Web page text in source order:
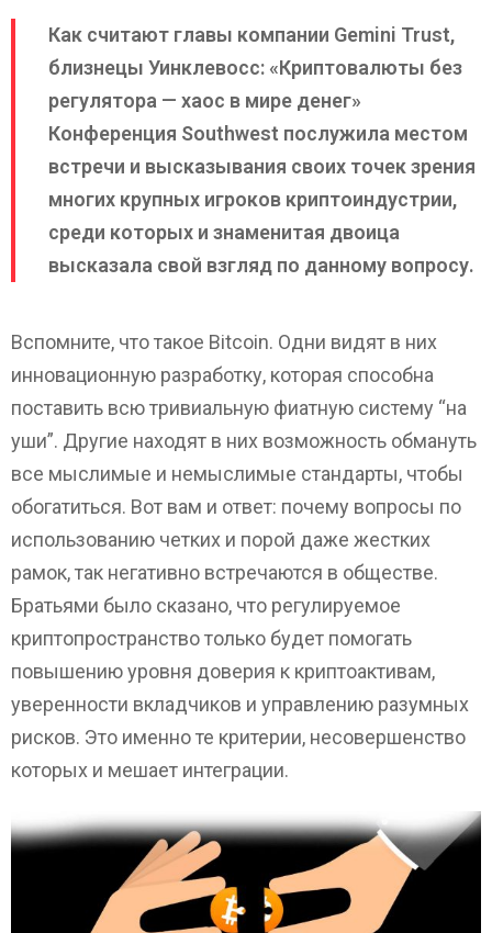
Как считают главы компании Gemini Trust,
близнецы Уинклевосс: «Криптовалюты без
регулятора — хаос в мире денег»
Конференция Southwest послужила местом
встречи и высказывания своих точек зрения
многих крупных игроков криптоиндустрии,
среди которых и знаменитая двоица
высказала свой взгляд по данному вопросу.
Вспомните, что такое Bitcoin. Одни видят в них
инновационную разработку, которая способна
поставить всю тривиальную фиатную систему “на
уши”. Другие находят в них возможность обмануть
все мыслимые и немыслимые стандарты, чтобы
обогатиться. Вот вам и ответ: почему вопросы по
использованию четких и порой даже жестких
рамок, так негативно встречаются в обществе.
Братьями было сказано, что регулируемое
криптопространство только будет помогать
повышению уровня доверия к криптоактивам,
уверенности вкладчиков и управлению разумных
рисков. Это именно те критерии, несовершенство
которых и мешает интеграции.